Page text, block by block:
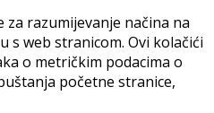
razumijevanje načina na
s web stranicom. Ovi kolačići
o metričkim podacima o
početne stranice,